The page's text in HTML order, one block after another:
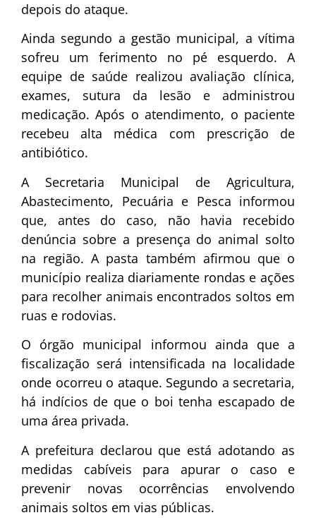
depois do ataque.
Ainda segundo a gestão municipal, a vítima
sofreu um ferimento no pé esquerdo. A
equipe de saúde realizou avaliação clínica,
exames, sutura da lesão e administrou
medicação. Após o atendimento, o paciente
recebeu alta médica com prescrição de
antibiótico.
A Secretaria Municipal de Agricultura,
Abastecimento, Pecuária e Pesca informou
que, antes do caso, não havia recebido
denúncia sobre a presença do animal solto
na região. A pasta também afirmou que o
município realiza diariamente rondas e ações
para recolher animais encontrados soltos em
ruas e rodovias.
O órgão municipal informou ainda que a
fiscalização será intensificada na localidade
onde ocorreu o ataque. Segundo a secretaria,
há indícios de que o boi tenha escapado de
uma área privada.
A prefeitura declarou que está adotando as
medidas cabíveis para apurar o caso e
prevenir novas ocorrências envolvendo
animais soltos em vias públicas.